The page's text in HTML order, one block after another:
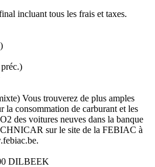
incluant tous les frais et taxes.
Vous trouverez de plus amples
la consommation de carburant et les
des voitures neuves dans la banque
sur le site de la FEBIAC à
DILBEEK